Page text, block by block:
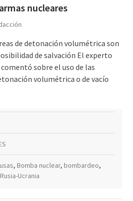
nucleares
de detonación volumétrica son
de salvación El experto
sobre el uso de las
volumétrica o de vacío
, Bomba nuclear, bombardeo,
Ucrania